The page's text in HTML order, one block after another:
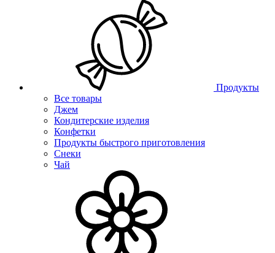
Продукты
Все товары
Джем
Кондитерские изделия
Конфетки
Продукты быстрого приготовления
Снеки
Чай